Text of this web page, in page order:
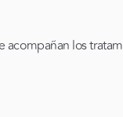
acompañan los